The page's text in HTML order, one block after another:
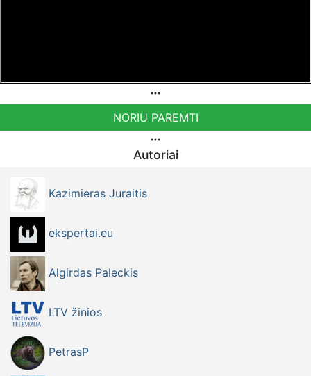
NORIU PAREMTI
Autoriai
Kazimieras Juraitis
ekspertai.eu
Algirdas Paleckis
LTV žinios
PetrasP